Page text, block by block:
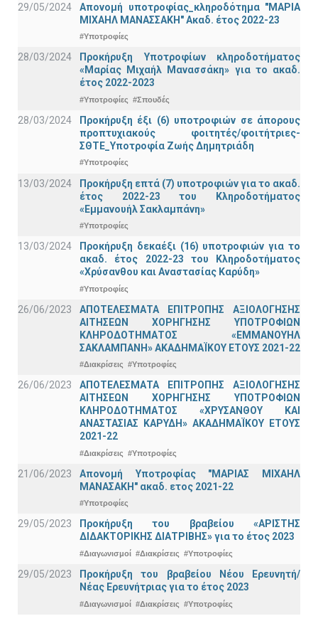
29/05/2024
Απονομή υποτροφίας_κληροδότημα "ΜΑΡΙΑ
ΜΙΧΑΗΛ ΜΑΝΑΣΣΑΚΗ" Ακαδ. έτος 2022-23
#Υποτροφίες
28/03/2024
Προκήρυξη Υποτροφίων κληροδοτήματος
«Μαρίας Μιχαήλ Μανασσάκη» για το ακαδ.
έτος 2022-2023
#Υποτροφίες #Σπουδές
28/03/2024
Προκήρυξη έξι (6) υποτροφιών σε άπορους
προπτυχιακούς φοιτητές/φοιτήτριες-
ΣΘΤΕ_Υποτροφία Ζωής Δημητριάδη
#Υποτροφίες
13/03/2024
Προκήρυξη επτά (7) υποτροφιών για το ακαδ.
έτος 2022-23 του Κληροδοτήματος
«Εμμανουήλ Σακλαμπάνη»
#Υποτροφίες
13/03/2024
Προκήρυξη δεκαέξι (16) υποτροφιών για το
ακαδ. έτος 2022-23 του Κληροδοτήματος
«Χρύσανθου και Αναστασίας Καρύδη»
#Υποτροφίες
26/06/2023
ΑΠΟΤΕΛΕΣΜΑΤΑ ΕΠΙΤΡΟΠΗΣ ΑΞΙΟΛΟΓΗΣΗΣ
ΑΙΤΗΣΕΩΝ ΧΟΡΗΓΗΣΗΣ ΥΠΟΤΡΟΦΙΩΝ
ΚΛΗΡΟΔΟΤΗΜΑΤΟΣ «ΕΜΜΑΝΟΥΗΛ
ΣΑΚΛΑΜΠΑΝΗ» ΑΚΑΔΗΜΑΪΚΟΥ ΕΤΟΥΣ 2021-22
#Διακρίσεις #Υποτροφίες
26/06/2023
ΑΠΟΤΕΛΕΣΜΑΤΑ ΕΠΙΤΡΟΠΗΣ ΑΞΙΟΛΟΓΗΣΗΣ
ΑΙΤΗΣΕΩΝ ΧΟΡΗΓΗΣΗΣ ΥΠΟΤΡΟΦΙΩΝ
ΚΛΗΡΟΔΟΤΗΜΑΤΟΣ «ΧΡΥΣΑΝΘΟΥ ΚΑΙ
ΑΝΑΣΤΑΣΙΑΣ ΚΑΡΥΔΗ» ΑΚΑΔΗΜΑΪΚΟΥ ΕΤΟΥΣ
2021-22
#Διακρίσεις #Υποτροφίες
21/06/2023
Απονομή Υποτροφίας "ΜΑΡΙΑΣ ΜΙΧΑΗΛ
ΜΑΝΑΣΑΚΗ" ακαδ. ετος 2021-22
#Υποτροφίες
29/05/2023
Προκήρυξη του βραβείου «ΑΡΙΣΤΗΣ
ΔΙΔΑΚΤΟΡΙΚΗΣ ΔΙΑΤΡΙΒΗΣ» για το έτος 2023
#Διαγωνισμοί #Διακρίσεις #Υποτροφίες
29/05/2023
Προκήρυξη του βραβείου Νέου Ερευνητή/
Νέας Ερευνήτριας για το έτος 2023
#Διαγωνισμοί #Διακρίσεις #Υποτροφίες